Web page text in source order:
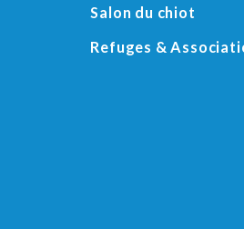
Salon du chiot
Refuges &